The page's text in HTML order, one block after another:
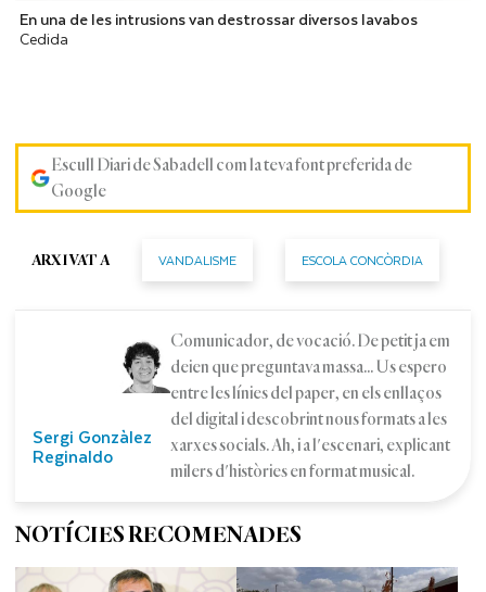
En una de les intrusions van destrossar diversos lavabos
Cedida
Escull Diari de Sabadell com la teva font preferida de
Google
ARXIVAT A VANDALISME ESCOLA CONCÒRDIA
Sergi Gonzàlez
Reginaldo
Comunicador, de vocació. De petit ja em
deien que preguntava massa... Us espero
entre les línies del paper, en els enllaços
del digital i descobrint nous formats a les
xarxes socials. Ah, i a l'escenari, explicant
milers d'històries en format musical.
NOTÍCIES RECOMENADES